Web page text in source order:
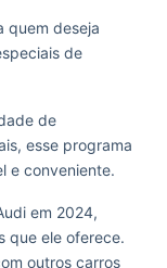
quem deseja
de
de
esse programa
e conveniente.
em 2024,
que ele oferece.
outros carros